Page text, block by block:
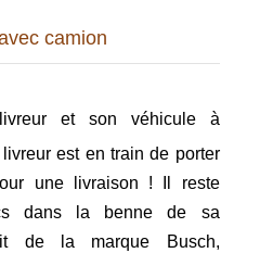
camion
et son véhicule à
est en train de porter
une livraison ! Il reste
dans la benne de sa
de la marque Busch,